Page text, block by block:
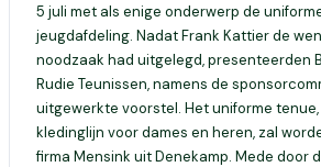
5 juli met als enige onderwerp de
jeugdafdeling. Nadat Frank Kattier de
noodzaak had uitgelegd, presenteerden
Rudie Teunissen, namens de
uitgewerkte voorstel. Het uniforme
kledinglijn voor dames en heren, zal
firma Mensink uit Denekamp. Mede door